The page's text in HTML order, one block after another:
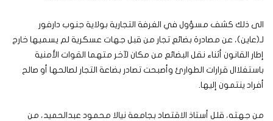
الى ذلك كشف مسؤول في الغرفة التجارية بولاية جنوب دارفور
لـ(عاين)، عن مصادرة بضائع تجار من قبل جهات عسكرية لم يسميها خارج
إطار القانون أثناء نقل البضائع من مكان لآخر متهما القوات الأمنية
باستغلاال قرارات الطوارئ وأصبحت تصادر بضاعة التجار لصالحها أو صالح
أفراد ينتمون إليها.
من جهته، قلل أستاذ الاقتصاد بجامعة نيالا محمود عبدالحميد، من